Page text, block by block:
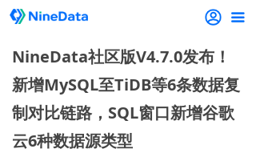
끀
NineData社区版V4.7.0发布！
新增MySQL至TiDB等6条数据复
制对比链路，SQL窗口新增谷歌
云6种数据源类型